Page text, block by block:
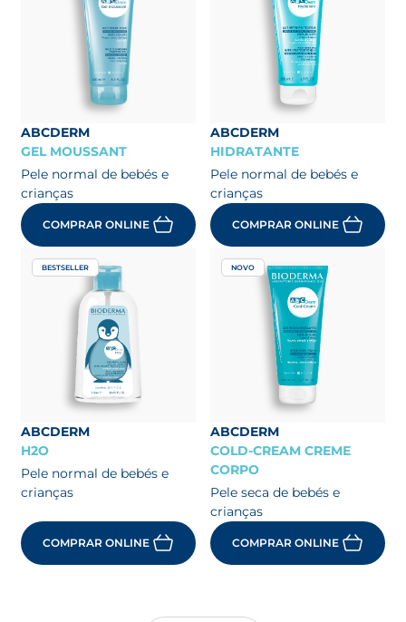
ABCDERM
GEL MOUSSANT
Pele normal de bebés e
crianças
COMPRAR ONLINE
ABCDERM
HIDRATANTE
Pele normal de bebés e
crianças
COMPRAR ONLINE
BESTSELLER
ABCDERM
H2O
Pele normal de bebés e
crianças
COMPRAR ONLINE
NOVO
ABCDERM
COLD-CREAM CREME
CORPO
Pele seca de bebés e
crianças
COMPRAR ONLINE